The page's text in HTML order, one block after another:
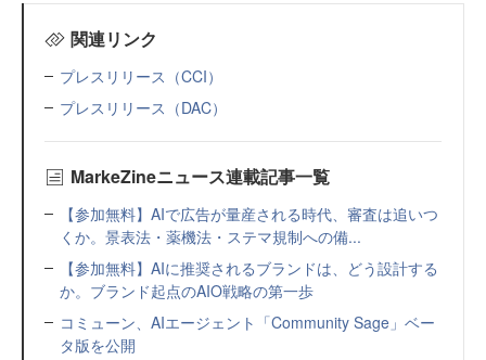
関連リンク
プレスリリース（CCI）
プレスリリース（DAC）
MarkeZineニュース連載記事一覧
【参加無料】AIで広告が量産される時代、審査は追いつ
くか。景表法・薬機法・ステマ規制への備...
【参加無料】AIに推奨されるブランドは、どう設計する
か。ブランド起点のAIO戦略の第一歩
コミューン、AIエージェント「Community Sage」ベー
タ版を公開